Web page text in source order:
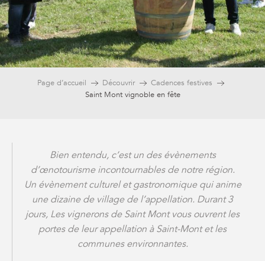
Page d’accueil Découvrir
Cadences festives
Saint Mont vignoble en fête
Bien entendu, c’est un des évènements
d’œnotourisme incontournables de notre région.
Un évènement culturel et gastronomique qui anime
une dizaine de village de l’appellation. Durant 3
jours, Les vignerons de Saint Mont vous ouvrent les
portes de leur appellation à Saint-Mont et les
communes environnantes.